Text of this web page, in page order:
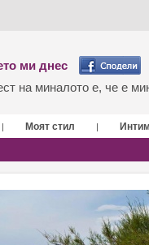
ми днес
на миналото е, че е
| Моят стил |